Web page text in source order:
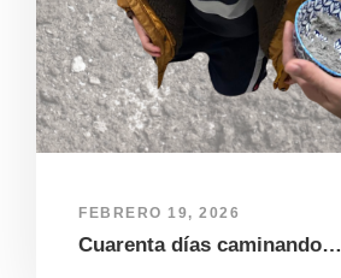
FEBRERO 19, 2026
Cuarenta días caminando…